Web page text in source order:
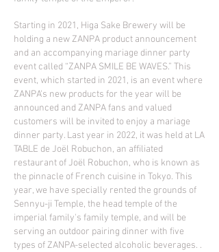
Starting in 2021, Higa Sake Brewery will be
holding a new ZANPA product announcement
and an accompanying mariage dinner party
event called “ZANPA SMILE BE WAVES.” This
event, which started in 2021, is an event where
ZANPA's new products for the year will be
announced and ZANPA fans and valued
customers will be invited to enjoy a mariage
dinner party. Last year in 2022, it was held at LA
TABLE de Joël Robuchon, an affiliated
restaurant of Joël Robuchon, who is known as
the pinnacle of French cuisine in Tokyo. This
year, we have specially rented the grounds of
Sennyu-ji Temple, the head temple of the
imperial family's family temple, and will be
serving an outdoor pairing dinner with five
types of ZANPA-selected alcoholic beverages. .